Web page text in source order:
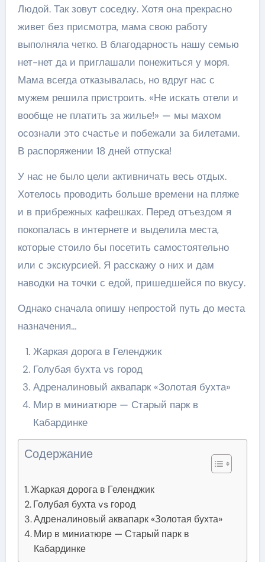
Людой. Так зовут соседку. Хотя она прекрасно
живет без присмотра, мама свою работу
выполняла четко. В благодарность нашу семью
нет-нет да и приглашали понежиться у моря.
Мама всегда отказывалась, но вдруг нас с
мужем решила пристроить. «Не искать отели и
вообще не платить за жилье!» — мы махом
осознали это счастье и побежали за билетами.
В распоряжении 18 дней отпуска!
У нас не было цели активничать весь отдых.
Хотелось проводить больше времени на пляже
и в прибрежных кафешках. Перед отъездом я
покопалась в интернете и выделила места,
которые стоило бы посетить самостоятельно
или с экскурсией. Я расскажу о них и дам
наводки на точки с едой, пришедшейся по вкусу.
Однако сначала опишу непростой путь до места
назначения…
Жаркая дорога в Геленджик
Голубая бухта vs город
Адреналиновый аквапарк «Золотая бухта»
Мир в миниатюре — Старый парк в
Кабардинке
Содержание
Жаркая дорога в Геленджик
Голубая бухта vs город
Адреналиновый аквапарк «Золотая бухта»
Мир в миниатюре — Старый парк в
Кабардинке